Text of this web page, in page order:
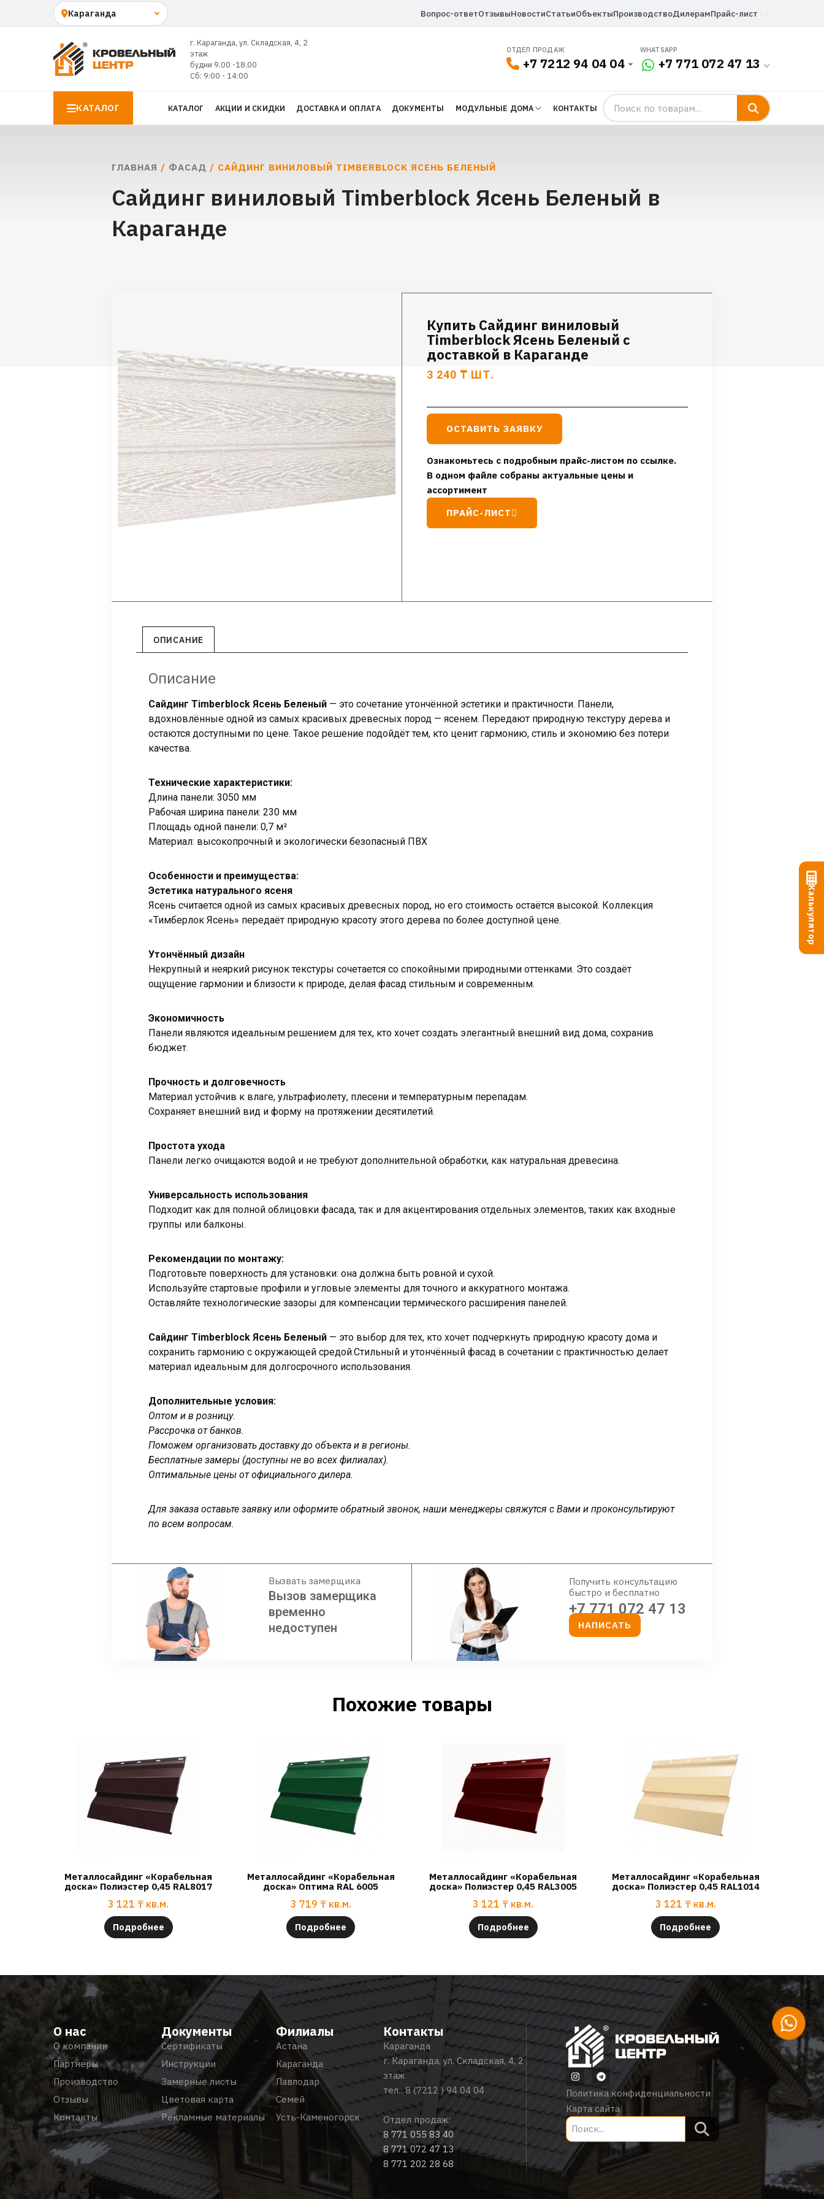
Вопрос-ответОтзывыНовостиСтатьиОбъектыПроизводствоДилерамПрайс-лист
г. Караганда, ул. Складская, 4, 2
этаж
будни 9.00 -18.00
Сб: 9:00 - 14:00
ОТДЕЛ ПРОДАЖ
+7 7212 94 04 04
WHATSAPP
+7 771 072 47 13
КАТАЛОГ КАТАЛОГ АКЦИИ И СКИДКИ ДОСТАВКА И ОПЛАТА ДОКУМЕНТЫ МОДУЛЬНЫЕ ДОМА КОНТАКТЫ
ГЛАВНАЯ / ФАСАД / САЙДИНГ ВИНИЛОВЫЙ TIMBERBLOCK ЯСЕНЬ БЕЛЕНЫЙ
Сайдинг виниловый Timberblock Ясень Беленый в
Караганде
Купить Сайдинг виниловый
Timberblock Ясень Беленый с
доставкой в Караганде
3 240 ₸ ШТ.
ОСТАВИТЬ ЗАЯВКУ
Ознакомьтесь с подробным прайс-листом по ссылке.
В одном файле собраны актуальные цены и
ассортимент
ПРАЙС-ЛИСТ
ОПИСАНИЕ
Описание
Сайдинг Timberblock Ясень Беленый — это сочетание утончённой эстетики и практичности. Панели,
вдохновлённые одной из самых красивых древесных пород — ясенем. Передают природную текстуру дерева и
остаются доступными по цене. Такое решение подойдёт тем, кто ценит гармонию, стиль и экономию без потери
качества.
Технические характеристики:
Длина панели: 3050 мм
Рабочая ширина панели: 230 мм
Площадь одной панели: 0,7 м²
Материал: высокопрочный и экологически безопасный ПВХ
Особенности и преимущества:
Эстетика натурального ясеня
Ясень считается одной из самых красивых древесных пород, но его стоимость остаётся высокой. Коллекция
«Тимберлок Ясень» передаёт природную красоту этого дерева по более доступной цене.
Утончённый дизайн
Некрупный и неяркий рисунок текстуры сочетается со спокойными природными оттенками. Это создаёт
ощущение гармонии и близости к природе, делая фасад стильным и современным.
Экономичность
Панели являются идеальным решением для тех, кто хочет создать элегантный внешний вид дома, сохранив
бюджет.
Прочность и долговечность
Материал устойчив к влаге, ультрафиолету, плесени и температурным перепадам.
Сохраняет внешний вид и форму на протяжении десятилетий.
Простота ухода
Панели легко очищаются водой и не требуют дополнительной обработки, как натуральная древесина.
Универсальность использования
Подходит как для полной облицовки фасада, так и для акцентирования отдельных элементов, таких как входные
группы или балконы.
Рекомендации по монтажу:
Подготовьте поверхность для установки: она должна быть ровной и сухой.
Используйте стартовые профили и угловые элементы для точного и аккуратного монтажа.
Оставляйте технологические зазоры для компенсации термического расширения панелей.
Сайдинг Timberblock Ясень Беленый — это выбор для тех, кто хочет подчеркнуть природную красоту дома и
сохранить гармонию с окружающей средой.Стильный и утончённый фасад в сочетании с практичностью делает
материал идеальным для долгосрочного использования.
Дополнительные условия:
Оптом и в розницу.
Рассрочка от банков.
Поможем организовать доставку до объекта и в регионы.
Бесплатные замеры (доступны не во всех филиалах).
Оптимальные цены от официального дилера.
Для заказа оставьте заявку или оформите обратный звонок, наши менеджеры свяжутся с Вами и проконсультируют
по всем вопросам.
Вызвать замерщика
Вызов замерщика
временно
недоступен
Получить консультацию
быстро и бесплатно
+7 771 072 47 13
НАПИСАТЬ
Похожие товары
Металлосайдинг «Корабельная
доска» Полиэстер 0,45 RAL8017
3 121 ₸ кв.м.
Подробнее
Металлосайдинг «Корабельная
доска» Оптима RAL 6005
3 719 ₸ кв.м.
Подробнее
Металлосайдинг «Корабельная
доска» Полиэстер 0,45 RAL3005
3 121 ₸ кв.м.
Подробнее
Металлосайдинг «Корабельная
доска» Полиэстер 0,45 RAL1014
3 121 ₸ кв.м.
Подробнее
О нас
О компании
Партнеры
Производство
Отзывы
Контакты
Документы
Сертификаты
Инструкции
Замерные листы
Цветовая карта
Рекламные материалы
Филиалы
Астана
Караганда
Павлодар
Семей
Усть-Каменогорск
Контакты
Караганда
г. Караганда, ул. Складская, 4, 2
этаж
тел.:8 (7212 ) 94 04 04
Отдел продаж:
8 771 055 83 40
8 771 072 47 13
8 771 202 28 68
Политика конфиденциальности
Карта сайта
Калькулятор